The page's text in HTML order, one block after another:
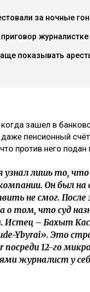
за ночные
показывать
зашел в
пенсионный
против него
узнал лишь то,
Он был на
не смог. После
о том, что суд
Истец – Бахыт
Ybyrai». Это
12-го
журналист у